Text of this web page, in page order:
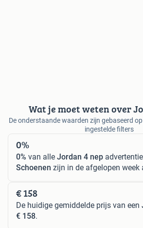
Wat je moet weten over
De onderstaande waarden zijn gebaseerd
ingestelde filters
0%
0% van alle Jordan 4 nep
Schoenen zijn in de afgelopen week
€ 158
De huidige gemiddelde prijs van een
€ 158.